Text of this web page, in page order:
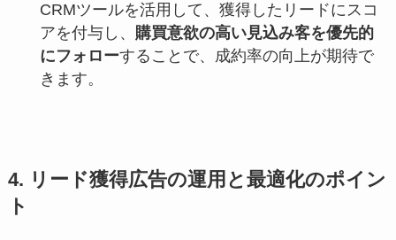
CRMツールを活用して、獲得したリードにスコ
アを付与し、 購買意欲の高い見込み客を優先的
にフォローすることで、成約率の向上が期待で
きます。
4. リード獲得広告の運用と最適化のポイン
ト